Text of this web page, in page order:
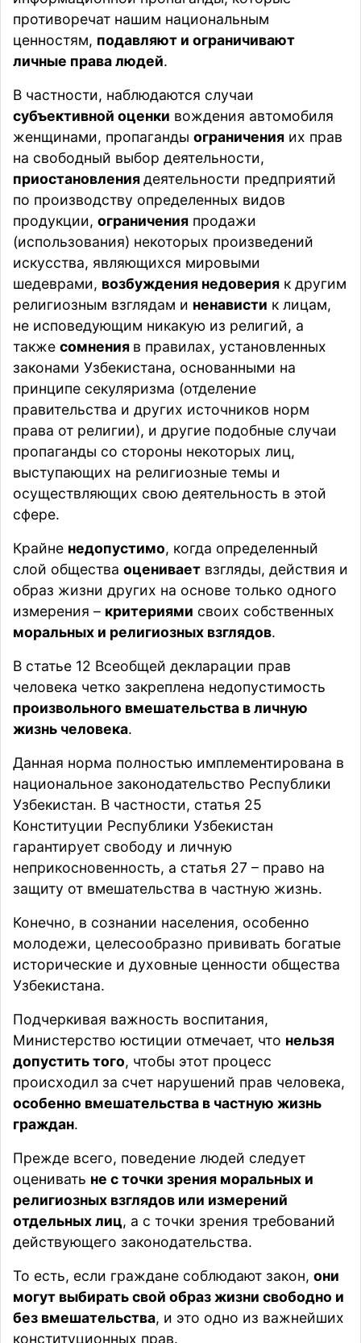
противоречат нашим национальным
ценностям, подавляют и ограничивают
личные права людей.
В частности, наблюдаются случаи
субъективной оценки вождения автомобиля
женщинами, пропаганды ограничения их прав
на свободный выбор деятельности,
приостановлениядеятельности предприятий
по производству определенных видов
продукции, ограничения продажи
(использования) некоторых произведений
искусства, являющихся мировыми
шедеврами, возбуждения недоверия к другим
религиозным взглядам и ненависти к лицам,
не исповедующим никакую из религий, а
также сомнения в правилах, установленных
законами Узбекистана, основанными на
принципе секуляризма (отделение
правительства и других источников норм
права от религии), и другие подобные случаи
пропаганды со стороны некоторых лиц,
выступающих на религиозные темы и
осуществляющих свою деятельность в этой
сфере.
Крайне недопустимо, когда определенный
слой общества оценивает взгляды, действия и
образ жизни других на основе только одного
измерения – критериями своих собственных
моральных и религиозных взглядов.
В статье 12 Всеобщей декларации прав
человека четко закреплена недопустимость
произвольного вмешательства в личную
жизнь человека.
Данная норма полностью имплементирована в
национальное законодательство Республики
Узбекистан. В частности, статья 25
Конституции Республики Узбекистан
гарантирует свободу и личную
неприкосновенность, а статья 27 – право на
защиту от вмешательства в частную жизнь.
Конечно, в сознании населения, особенно
молодежи, целесообразно прививать богатые
исторические и духовные ценности общества
Узбекистана.
Подчеркивая важность воспитания,
Министерство юстиции отмечает, что нельзя
допустить того, чтобы этот процесс
происходил за счет нарушений прав человека,
особенно вмешательства в частную жизнь
граждан.
Прежде всего, поведение людей следует
оценивать не с точки зрения моральных и
религиозных взглядов или измерений
отдельных лиц, а с точки зрения требований
действующего законодательства.
То есть, если граждане соблюдают закон, они
могут выбирать свой образ жизни свободно и
без вмешательства, и это одно из важнейших
конституционных прав.